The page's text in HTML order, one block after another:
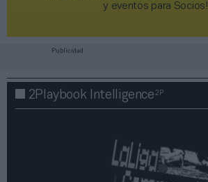
y eventos para Socios!​​​​​​​
Publicidad
2Playbook Intelligence2P